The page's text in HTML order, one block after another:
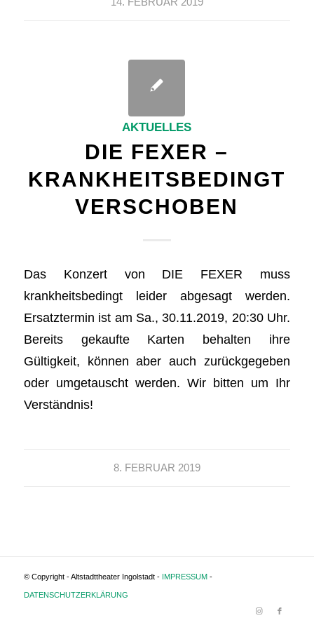
AKTUELLES
DIE FEXER –
KRANKHEITSBEDINGT
VERSCHOBEN
Das Konzert von DIE FEXER muss
krankheitsbedingt leider abgesagt werden.
Ersatztermin ist am Sa., 30.11.2019, 20:30 Uhr.
Bereits gekaufte Karten behalten ihre
Gültigkeit, können aber auch zurückgegeben
oder umgetauscht werden. Wir bitten um Ihr
Verständnis!
8. FEBRUAR 2019
© Copyright - Altstadttheater Ingolstadt - IMPRESSUM-
DATENSCHUTZERKLÄRUNG